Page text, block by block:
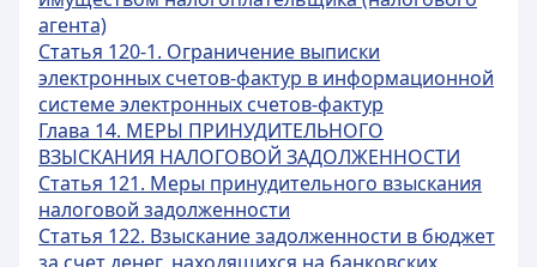
агента)
Статья 120-1. Ограничение выписки
электронных счетов-фактур в информационной
системе электронных счетов-фактур
Глава 14. МЕРЫ ПРИНУДИТЕЛЬНОГО
ВЗЫСКАНИЯ НАЛОГОВОЙ ЗАДОЛЖЕННОСТИ
Статья 121. Меры принудительного взыскания
налоговой задолженности
Статья 122. Взыскание задолженности в бюджет